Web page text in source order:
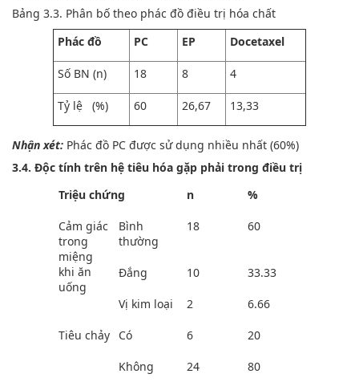
Bảng 3.3. Phân bố theo phác đồ điều trị hóa chất
Phác đồ
PC EP Docetaxel
Số BN (n) 18 8 4
Tỷ lệ (%) 60 26,67 13,33
Nhận xét: Phác đồ PC được sử dụng nhiều nhất (60%)
3.4. Độc tính trên hệ tiêu hóa gặp phải trong điều trị
Triệu chứng
n %
Cảm giác
trong
miệng
khi ăn
uống
Bình
thường
18 60
Đắng 10 33.33
Vị kim loại 2 6.66
Tiêu chảy Có 6 20
Không 24 80